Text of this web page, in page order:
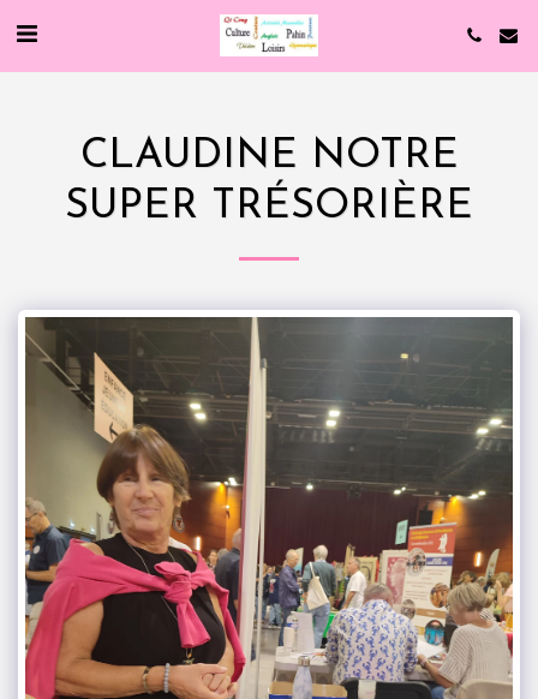
CLAUDINE NOTRE
SUPER TRÉSORIÈRE